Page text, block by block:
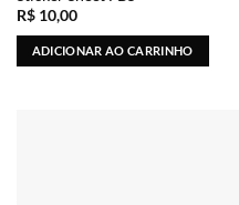
R$10,00
ADICIONAR AO CARRINHO